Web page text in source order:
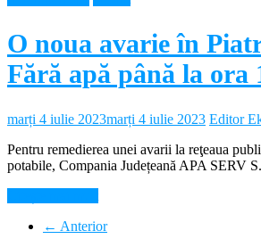
O noua avarie în
Fără apă până la ora
marți 4 iulie 2023marți 4 iulie 2023 Editor
Pentru remedierea unei avarii la reţeaua
potabile, Compania Județeană APA SERV
← Anterior